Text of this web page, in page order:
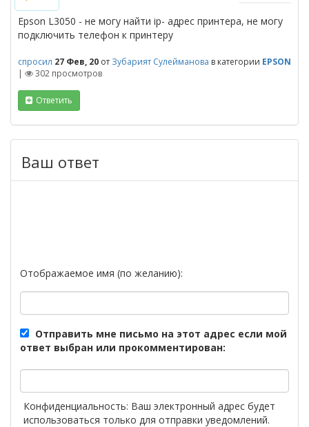
Epson L3050 - не могу найти ip- адрес принтера, не могу
подключить телефон к принтеру
спросил 27 Фев, 20 от Зубарият Сулейманова в категории EPSON
|
302 просмотров
Ответить
Ваш ответ
Отображаемое имя (по желанию):
Отправить мне письмо на этот адрес если мой
ответ выбран или прокомментирован:
Конфиденциальность: Ваш электронный адрес будет
использоваться только для отправки уведомлений.